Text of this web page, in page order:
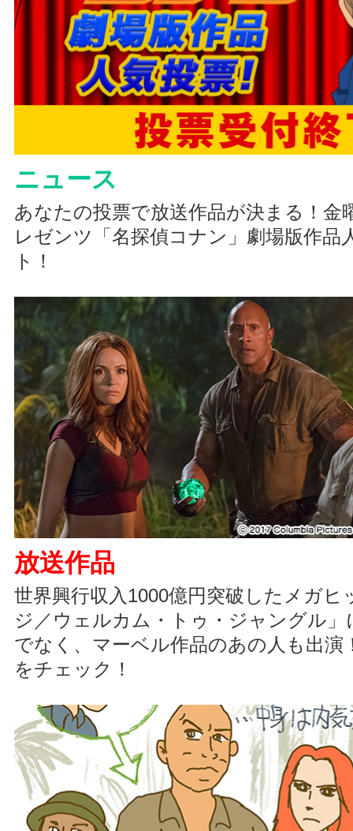
ニュース
あなたの投票で放送作品が決まる！金
レゼンツ「名探偵コナン」劇場版作品
ト！
放送作品
世界興行収入1000億円突破したメガヒ
ジ／ウェルカム・トゥ・ジャングル
でなく、マーベル作品のあの人も出演
をチェック！